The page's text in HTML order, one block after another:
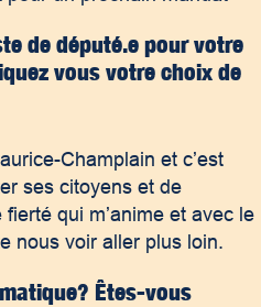
de député.e pour votre
vous votre choix de
Champlain et c’est
ses citoyens et de
qui m’anime et avec le
nous voir aller plus loin.
Êtes-vous